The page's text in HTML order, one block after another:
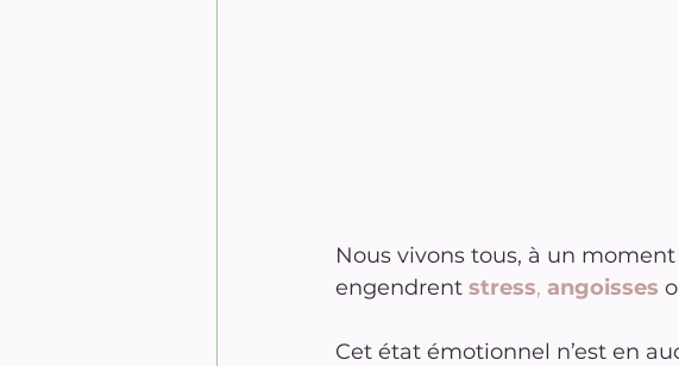
Nous vivons tous, à un
engendrent stress, angoisses
Cet état émotionnel n’est en